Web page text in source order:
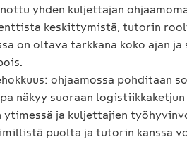
yhden kuljettajan
keskittymistä, tutorin
on oltava tarkkana koko ajan
ohjaamossa pohditaan
näkyy suoraan
ytimessä ja kuljettajien
puolta ja tutorin kanssa